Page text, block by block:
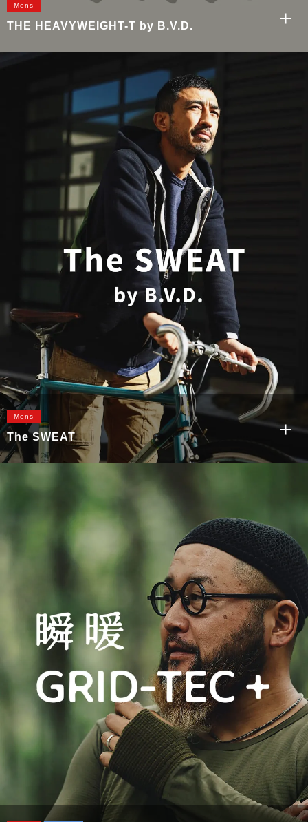
Mens
THE HEAVYWEIGHT-T by B.V.D.
ヘンリーネックロングスリーブTシャツ
もっと見る
Mens
The SWEAT
The SWEAT 吊裏毛フルジップパーカー